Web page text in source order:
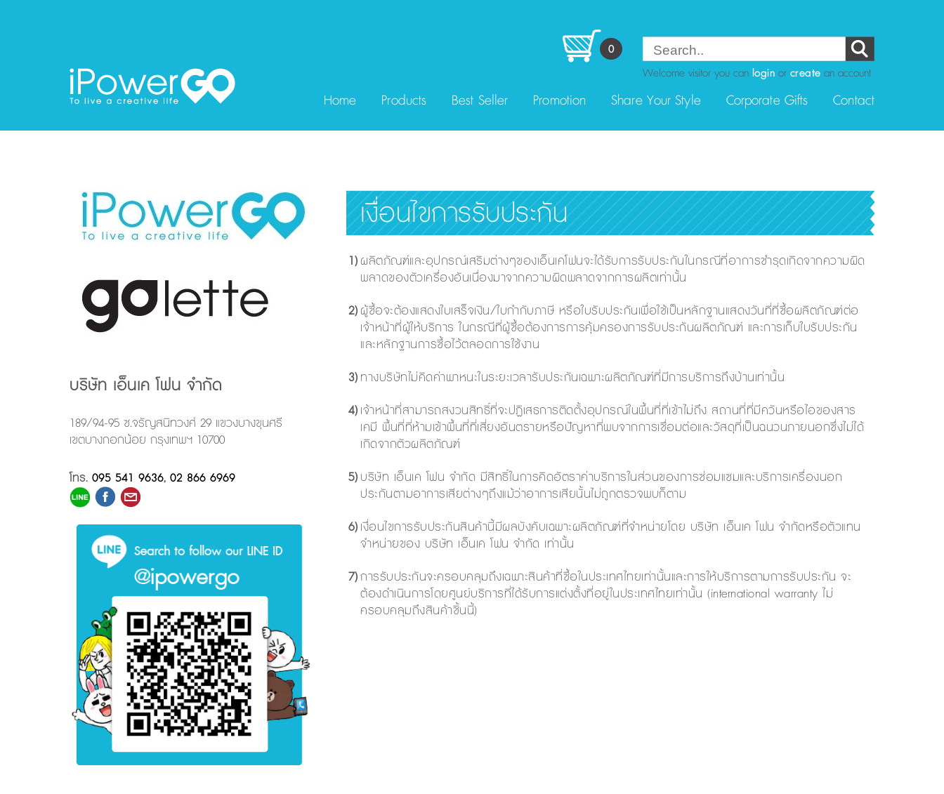
0
Welcome visitor you can login or create an account
Home Products Best Seller Promotion Share Your Style Corporate Gifts Contact
บริษัท เอ็นเค โฟน จำกัด
189/94-95 ซ.จรัญสนิทวงศ์ 29 แขวงบางขุนศรี
เขตบางกอกน้อย กรุงเทพฯ 10700
โทร. 095 541 9636, 02 866 6969
เงื่อนไขการรับประกัน
1) ผลิตภัณฑ์และอุปกรณ์เสริมต่างๆของเอ็นเคโฟนจะได้รับการรับประกันในกรณีที่อาการชำรุดเกิดจากความผิด
พลาดของตัวเครื่องอันเนื่องมาจากความผิดพลาดจากการผลิตเท่านั้น
2) ผู้ซื้อจะต้องแสดงใบเสร็จเงิน/ใบกำกับภาษี หรือใบรับประกันเพื่อใช้เป็นหลักฐานแสดงวันที่ที่ซื้อผลิตภัณฑ์ต่อ
เจ้าหน้าที่ผู้ให้บริการ ในกรณีที่ผู้ซื้อต้องการการคุ้มครองการรับประกันผลิตภัณฑ์ และการเก็บใบรับประกัน
และหลักฐานการซื้อไว้ตลอดการใช้งาน
3) ทางบริษัทไม่คิดค่าพาหนะในระยะเวลารับประกันเฉพาะผลิตภัณฑ์ที่มีการบริการถึงบ้านเท่านั้น
4) เจ้าหน้าที่สามารถสงวนสิทธิ์ที่จะปฏิเสธการติดตั้งอุปกรณ์ในพื้นที่ที่เข้าไม่ถึง สถานที่ที่มีควันหรือไอของสาร
เคมี พื้นที่ที่ห้ามเข้าพื้นที่ที่เสี่ยงอันตรายหรือปัญหาที่พบจากการเชื่อมต่อและวัสดุที่เป็นฉนวนภายนอกซึ่งไม่ได้
เกิดจากตัวผลิตภัณฑ์
5) บริษัท เอ็นเค โฟน จำกัด มีสิทธิ์ในการคิดอัตราค่าบริการในส่วนของการซ่อมแซมและบริการเครื่องนอก
ประกันตามอาการเสียต่างๆถึงแม้ว่าอาการเสียนั้นไม่ถูกตรวจพบก็ตาม
6) เงื่อนไขการรับประกันสินค้านี้มีผลบังคับเฉพาะผลิตภัณฑ์ที่จำหน่ายโดย บริษัท เอ็นเค โฟน จำกัดหรือตัวแทน
จำหน่ายของ บริษัท เอ็นเค โฟน จำกัด เท่านั้น
7)การรับประกันจะครอบคลุมถึงเฉพาะสินค้าที่ซื้อในประเทศไทยเท่านั้นและการให้บริการตามการรับประกัน จะ
ต้องดำเนินการโดยศูนย์บริการที่ได้รับการแต่งตั้งที่อยู่ในประเทศไทยเท่านั้น (international warranty ไม่
ครอบคลุมถึงสินค้าชิ้นนี้)